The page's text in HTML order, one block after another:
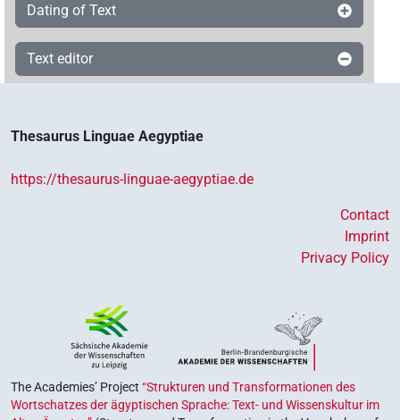
Dating of Text
Text editor
Thesaurus Linguae Aegyptiae
https://thesaurus-linguae-aegyptiae.de
Contact
Imprint
Privacy Policy
The Academies’ Project “Strukturen und Transformationen des
Wortschatzes der ägyptischen Sprache: Text- und Wissenskultur im